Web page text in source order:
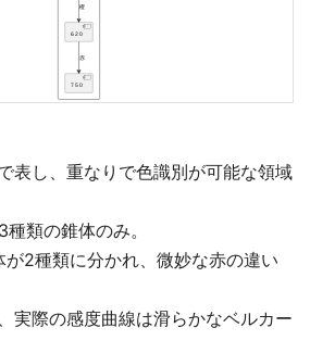
表し、重なりで色識別が可能な領域
類の錐体のみ。
が2種類に分かれ、微妙な赤の違い
実際の感度曲線は滑らかなベルカー